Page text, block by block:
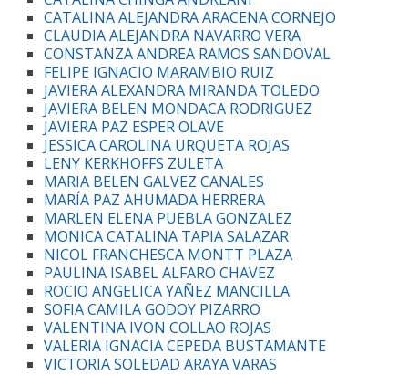
CATALINA ALEJANDRA ARACENA CORNEJO
CLAUDIA ALEJANDRA NAVARRO VERA
CONSTANZA ANDREA RAMOS SANDOVAL
FELIPE IGNACIO MARAMBIO RUIZ
JAVIERA ALEXANDRA MIRANDA TOLEDO
JAVIERA BELEN MONDACA RODRIGUEZ
JAVIERA PAZ ESPER OLAVE
JESSICA CAROLINA URQUETA ROJAS
LENY KERKHOFFS ZULETA
MARIA BELEN GALVEZ CANALES
MARÍA PAZ AHUMADA HERRERA
MARLEN ELENA PUEBLA GONZALEZ
MONICA CATALINA TAPIA SALAZAR
NICOL FRANCHESCA MONTT PLAZA
PAULINA ISABEL ALFARO CHAVEZ
ROCIO ANGELICA YAÑEZ MANCILLA
SOFIA CAMILA GODOY PIZARRO
VALENTINA IVON COLLAO ROJAS
VALERIA IGNACIA CEPEDA BUSTAMANTE
VICTORIA SOLEDAD ARAYA VARAS